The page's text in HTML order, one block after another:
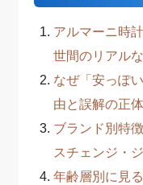
アルマーニ時
世間のリアル
なぜ「安っぽ
由と誤解の正体
ブランド別特
スチェンジ・
年齢層別に見